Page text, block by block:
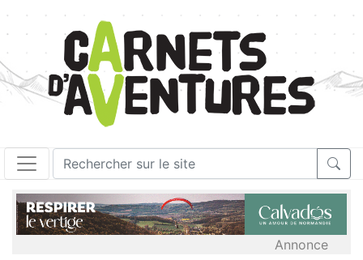
Annonce